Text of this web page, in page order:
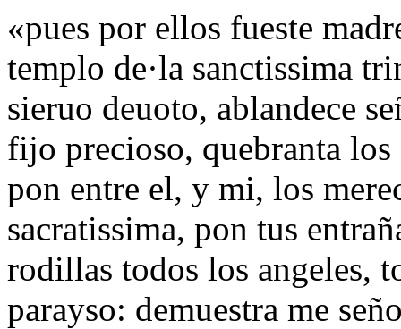
«pues por ellos fueste
templo de·la sanctissima
sieruo deuoto, ablandece
fijo precioso, quebranta los
pon entre el, y mi, los
sacratissima, pon tus
rodillas todos los angeles,
parayso: demuestra me